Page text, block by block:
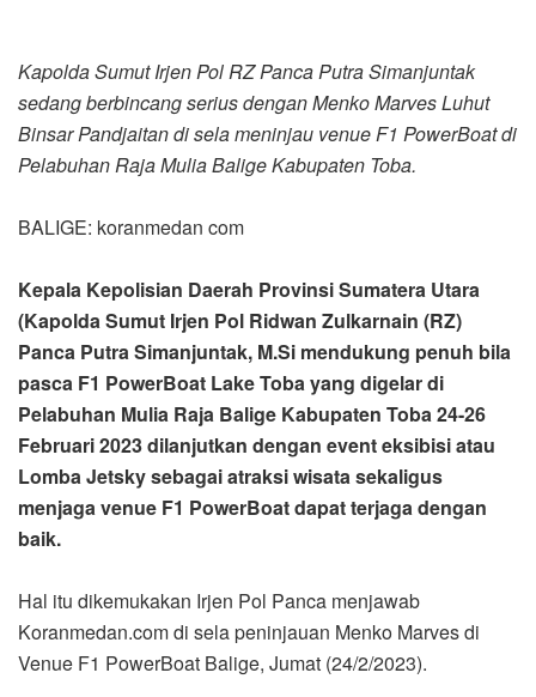
Kapolda Sumut Irjen Pol RZ Panca Putra Simanjuntak
sedang berbincang serius dengan Menko Marves Luhut
Binsar Pandjaitan di sela meninjau venue F1 PowerBoat di
Pelabuhan Raja Mulia Balige Kabupaten Toba.
BALIGE: koranmedan com
Kepala Kepolisian Daerah Provinsi Sumatera Utara
(Kapolda Sumut Irjen Pol Ridwan Zulkarnain (RZ)
Panca Putra Simanjuntak, M.Si mendukung penuh bila
pasca F1 PowerBoat Lake Toba yang digelar di
Pelabuhan Mulia Raja Balige Kabupaten Toba 24-26
Februari 2023 dilanjutkan dengan event eksibisi atau
Lomba Jetsky sebagai atraksi wisata sekaligus
menjaga venue F1 PowerBoat dapat terjaga dengan
baik.
Hal itu dikemukakan Irjen Pol Panca menjawab
Koranmedan.com di sela peninjauan Menko Marves di
Venue F1 PowerBoat Balige, Jumat (24/2/2023).